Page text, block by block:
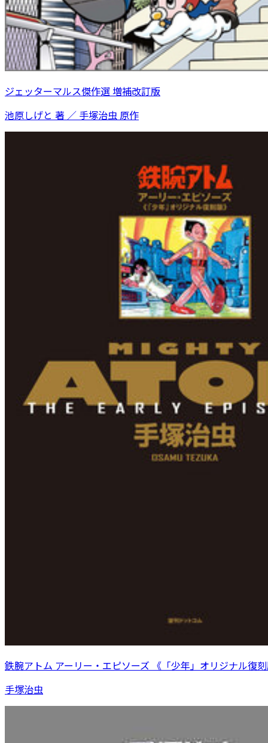
ジェッターマルス傑作選 増補改訂版
池原しげと 著 ／ 手塚治虫 原作
鉄腕アトム アーリー・エピソーズ 《「少年」オリジナル復
手塚治虫